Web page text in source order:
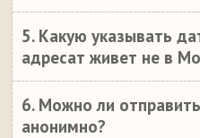
5. Какую указывать
адресат живет не в
6. Можно ли
анонимно?